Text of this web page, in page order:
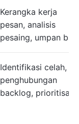
Kerangka kerja
pesan, analisis
pesaing, umpan
Identifikasi celah,
penghubungan
backlog, prioritisasi